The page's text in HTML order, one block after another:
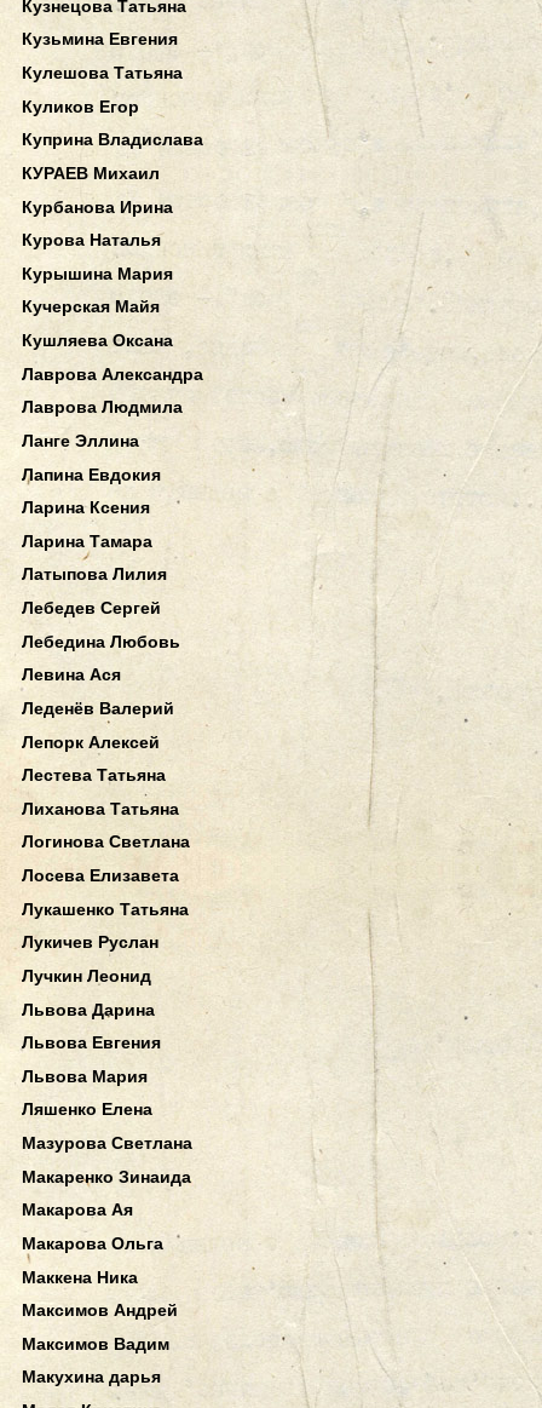
Кузнецова Татьяна
Кузьмина Евгения
Кулешова Татьяна
Куликов Егор
Куприна Владислава
КУРАЕВ Михаил
Курбанова Ирина
Курова Наталья
Курышина Мария
Кучерская Майя
Кушляева Оксана
Лаврова Александра
Лаврова Людмила
Ланге Эллина
Лапина Евдокия
Ларина Ксения
Ларина Тамара
Латыпова Лилия
Лебедев Сергей
Лебедина Любовь
Левина Ася
Леденёв Валерий
Лепорк Алексей
Лестева Татьяна
Лиханова Татьяна
Логинова Светлана
Лосева Елизавета
Лукашенко Татьяна
Лукичев Руслан
Лучкин Леонид
Львова Дарина
Львова Евгения
Львова Мария
Ляшенко Елена
Мазурова Светлана
Макаренко Зинаида
Макарова Ая
Макарова Ольга
Маккена Ника
Максимов Андрей
Максимов Вадим
Макухина дарья